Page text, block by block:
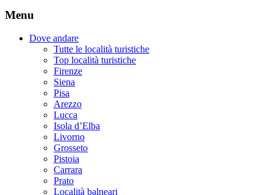
Menu
Dove andare
Tutte le località turistiche
Top località turistiche
Firenze
Siena
Pisa
Arezzo
Lucca
Isola d’Elba
Livorno
Grosseto
Pistoia
Carrara
Prato
Località balneari